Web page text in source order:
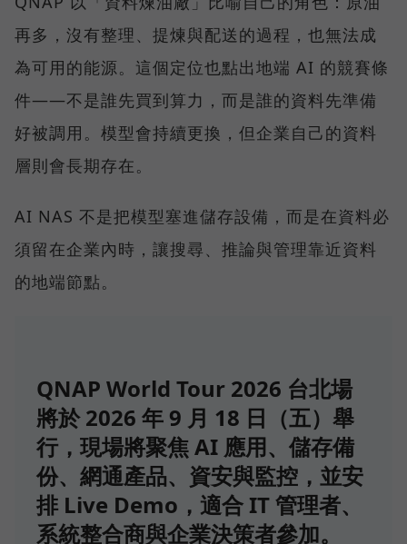
再多，沒有整理、提煉與配送的過程，也無法成
為可用的能源。這個定位也點出地端 AI 的競賽條
件——不是誰先買到算力，而是誰的資料先準備
好被調用。模型會持續更換，但企業自己的資料
層則會長期存在。
AI NAS 不是把模型塞進儲存設備，而是在資料必
須留在企業內時，讓搜尋、推論與管理靠近資料
的地端節點。
QNAP World Tour 2026 台北場
將於 2026 年 9 月 18 日（五）舉
行，現場將聚焦 AI 應用、儲存備
份、網通產品、資安與監控，並安
排 Live Demo，適合 IT 管理者、
系統整合商與企業決策者參加。